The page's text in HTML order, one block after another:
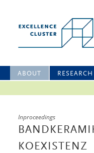
ABOUT RESEARCH
Inproceedings
KOEXISTENZ